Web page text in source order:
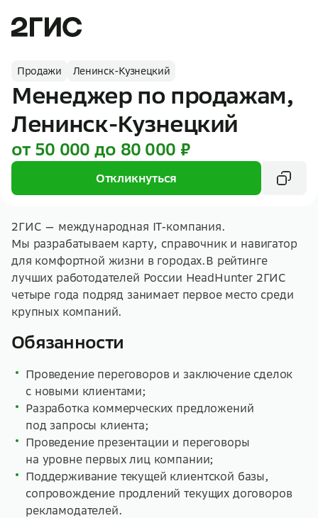
Продажи Ленинск-Кузнецкий
Менеджер по продажам,
Ленинск-Кузнецкий
от 50 000 до 80 000 ₽
Откликнуться
2ГИС — международная IT-компания.
Мы разрабатываем карту, справочник и навигатор
для комфортной жизни в городах.В рейтинге
лучших работодателей России HeadHunter 2ГИС
четыре года подряд занимает первое место среди
крупных компаний.
Обязанности
Проведение переговоров и заключение сделок
с новыми клиентами;
Разработка коммерческих предложений
под запросы клиента;
Проведение презентации и переговоры
на уровне первых лиц компании;
Поддерживание текущей клиентской базы,
сопровождение продлений текущих договоров
рекламодателей.